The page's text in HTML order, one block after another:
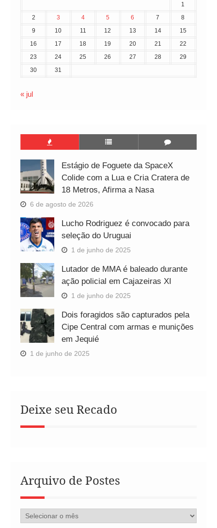
1
2
3 4 5 6 7
8
9
10 11 12 13 14
15
16
17 18 19 20 21
22
23
24 25 26 27 28
29
30
31
« jul
Estágio de Foguete da SpaceX
Colide com a Lua e Cria Cratera de
18 Metros, Afirma a Nasa
6 de agosto de 2026
Lucho Rodriguez é convocado para
seleção do Uruguai
1 de junho de 2025
Lutador de MMA é baleado durante
ação policial em Cajazeiras XI
1 de junho de 2025
Dois foragidos são capturados pela
Cipe Central com armas e munições
em Jequié
1 de junho de 2025
Deixe seu Recado
Arquivo de Postes
Arquivo
de